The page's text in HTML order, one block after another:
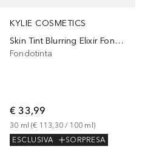
KYLIE COSMETICS
Skin Tint Blurring Elixir Fondotinta
Fondotinta
€ 33,99
30 ml (€ 113,30 / 100 ml)
ESCLUSIVA
SORPRESA
+7